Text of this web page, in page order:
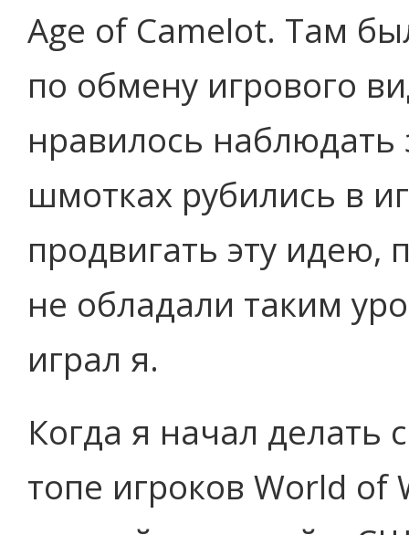
Age of Camelot. Там
по обмену игрового
нравилось наблюдать
шмотках рубились в
продвигать эту идею,
не обладали таким
играл я.
Когда я начал делать
топе игроков World